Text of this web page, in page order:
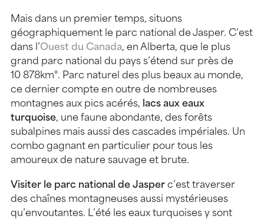
Mais dans un premier temps, situons
géographiquement le parc national de Jasper. C’est
dans l’Ouest du Canada, en Alberta, que le plus
grand parc national du pays s’étend sur près de
10 878km°. Parc naturel des plus beaux au monde,
ce dernier compte en outre de nombreuses
montagnes aux pics acérés, lacs aux eaux
turquoise, une faune abondante, des forêts
subalpines mais aussi des cascades impériales. Un
combo gagnant en particulier pour tous les
amoureux de nature sauvage et brute.
Visiter le parc national de Jasper c’est traverser
des chaînes montagneuses aussi mystérieuses
qu’envoutantes. L’été les eaux turquoises y sont